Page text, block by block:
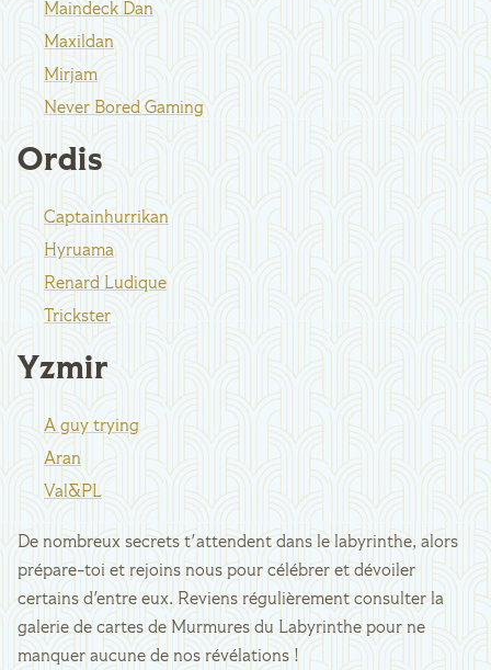
Maindeck Dan
Maxildan
Mirjam
Never Bored Gaming
Ordis
Captainhurrikan
Hyruama
Renard Ludique
Trickster
Yzmir
A guy trying
Aran
Val&PL
De nombreux secrets t'attendent dans le labyrinthe, alors
prépare-toi et rejoins nous pour célébrer et dévoiler
certains d'entre eux. Reviens régulièrement consulter la
galerie de cartes de Murmures du Labyrinthe pour ne
manquer aucune de nos révélations !